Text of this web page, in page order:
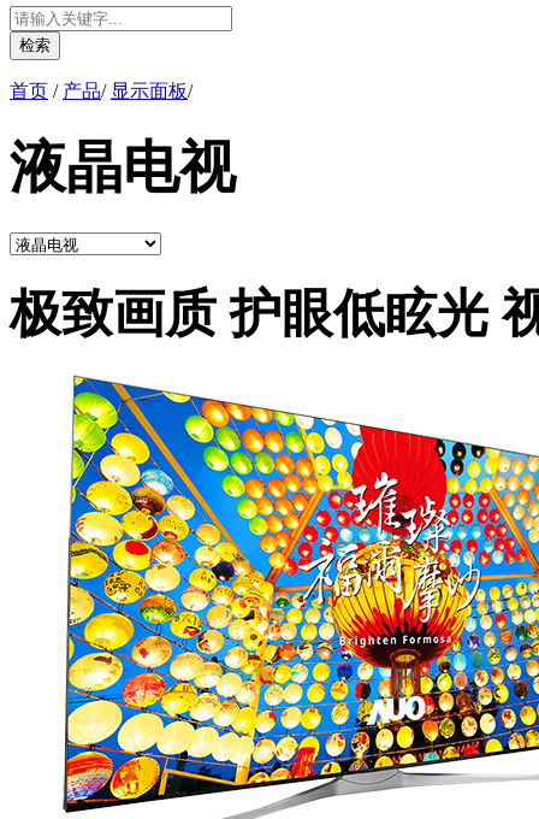
检索
首页 / 产品/ 显示面板/
液晶电视
极致画质 护眼低眩光